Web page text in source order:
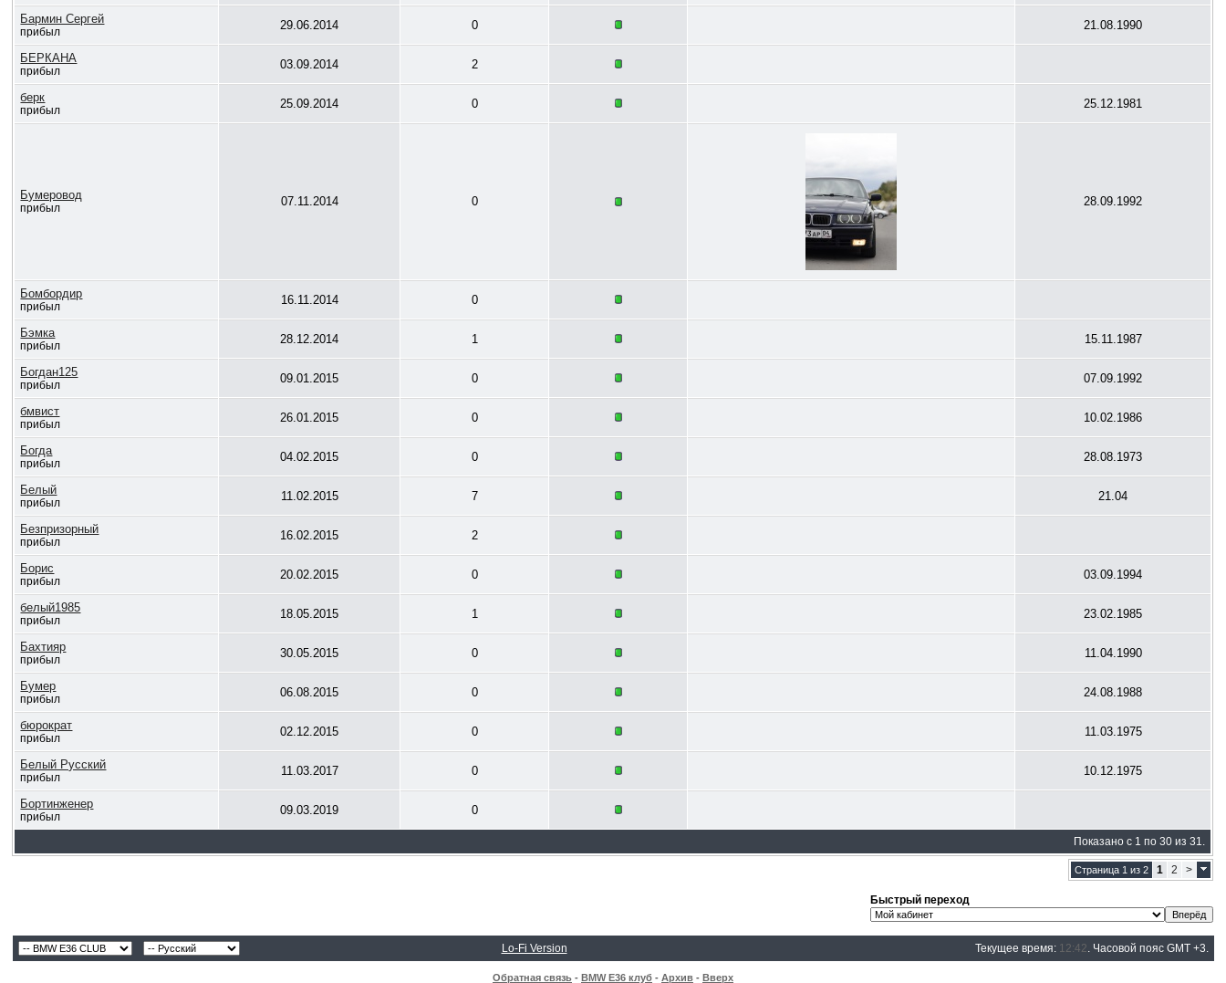
Бармин Сергей
прибыл 29.06.2014 0 21.08.1990
БЕРКАНА
прибыл 03.09.2014 2
берк
прибыл 25.09.2014 0 25.12.1981
Бумеровод
прибыл 07.11.2014 0 28.09.1992
Бомбордир
прибыл 16.11.2014 0
Бэмка
прибыл 28.12.2014 1 15.11.1987
Богдан125
прибыл 09.01.2015 0 07.09.1992
бмвист
прибыл 26.01.2015 0 10.02.1986
Богда
прибыл 04.02.2015 0 28.08.1973
Белый
прибыл 11.02.2015 7 21.04
Безпризорный
прибыл 16.02.2015 2
Борис
прибыл 20.02.2015 0 03.09.1994
белый1985
прибыл 18.05.2015 1 23.02.1985
Бахтияр
прибыл 30.05.2015 0 11.04.1990
Бумер
прибыл 06.08.2015 0 24.08.1988
бюрократ
прибыл 02.12.2015 0 11.03.1975
Белый Русский
прибыл 11.03.2017 0 10.12.1975
Бортинженер
прибыл 09.03.2019 0
Показано с 1 по 30 из 31.
Страница 1 из 2 1 2 >
Быстрый переход
Lo-Fi Version Текущее время: 12:42. Часовой пояс GMT +3.
Обратная связь - BMW E36 клуб - Архив - Вверх